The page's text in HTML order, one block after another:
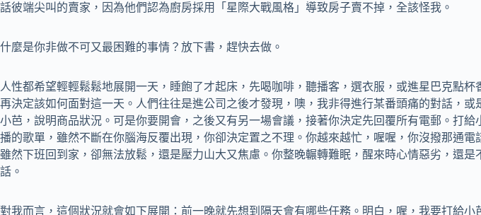
話彼端尖叫的賣家，因為他們認為廚房採用「星際大戰風格」導致房子賣不掉，全該怪我。
什麼是你非做不可又最困難的事情？放下書，趕快去做。
人性都希望輕輕鬆鬆地展開一天，睡飽了才起床，先喝咖啡，聽播客，選衣服，或進星巴克點杯
再決定該如何面對這一天。人們往往是進公司之後才發現，噢，我非得進行某番頭痛的對話，或
小芭，說明商品狀況。可是你要開會，之後又有另一場會議，接著你決定先回覆所有電郵。打給
播的歌單，雖然不斷在你腦海反覆出現，你卻決定置之不理。你越來越忙，喔喔，你沒撥那通電
雖然下班回到家，卻無法放鬆，還是壓力山大又焦慮。你整晚輾轉難眠，醒來時心情惡劣，還是
話。
對我而言，這個狀況就會如下展開：前一晚就先想到隔天會有哪些任務。明白，喔，我要打給小